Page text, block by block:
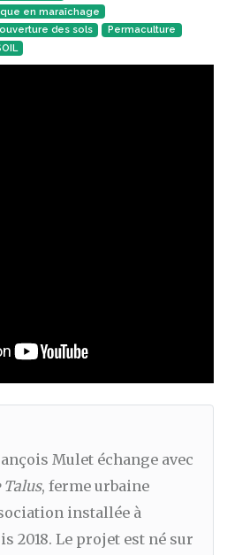
en maraîchage
des sols
Permaculture
Mulet échange avec
Talus, ferme urbaine
installée à
2018. Le projet est né sur